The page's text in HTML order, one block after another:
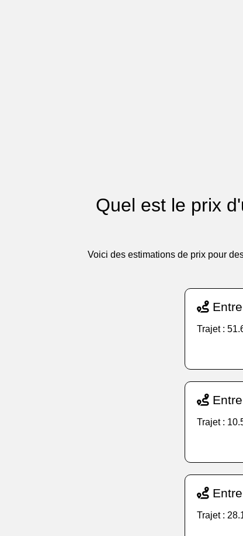
Quel est le prix
Voici des estimations de prix pour
Entre
Trajet :
Entre
Trajet :
Entre
Trajet :